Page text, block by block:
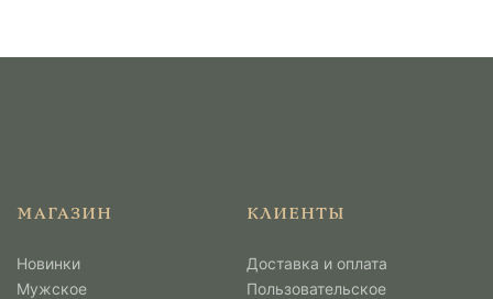
МАГАЗИН
Новинки
Мужcкое
КЛИЕНТЫ
Доставка и оплата
Пользовательское